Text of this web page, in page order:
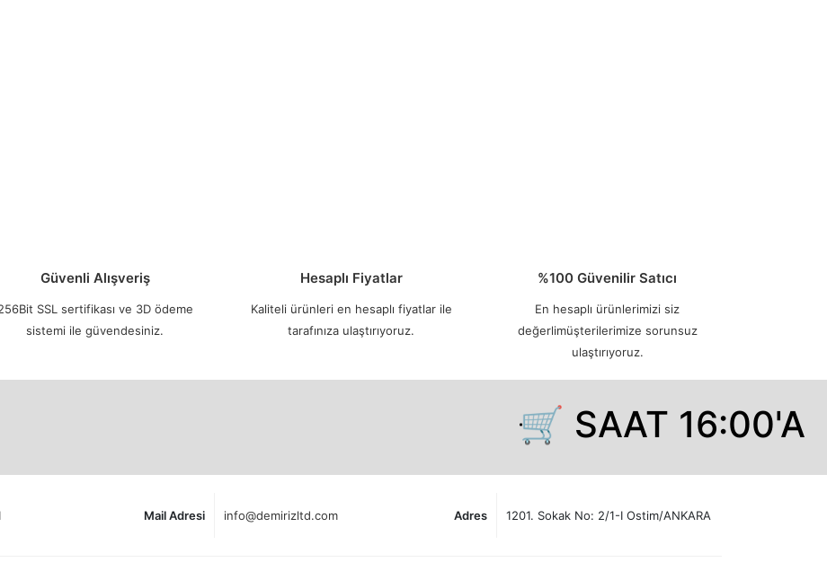
Güvenli Alışveriş
SSL sertifikası ve 3D ödeme
sistemi ile güvendesiniz.
Hesaplı Fiyatlar
Kaliteli ürünleri en hesaplı fiyatlar ile
tarafınıza ulaştırıyoruz.
%100 Güvenilir Satıcı
En hesaplı ürünlerimizi siz
değerlimüşterilerimize sorunsuz
ulaştırıyoruz.
🛒 SAAT 16:00'A
Mail Adresi info@demirizltd.com Adres 1201. Sokak No: 2/1-I Ostim/ANKARA